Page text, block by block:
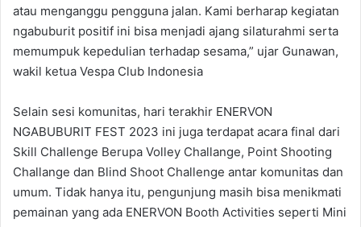
atau menganggu pengguna jalan. Kami berharap kegiatan
ngabuburit positif ini bisa menjadi ajang silaturahmi serta
memumpuk kepedulian terhadap sesama,” ujar Gunawan,
wakil ketua Vespa Club Indonesia
Selain sesi komunitas, hari terakhir ENERVON
NGABUBURIT FEST 2023 ini juga terdapat acara final dari
Skill Challenge Berupa Volley Challange, Point Shooting
Challange dan Blind Shoot Challenge antar komunitas dan
umum. Tidak hanya itu, pengunjung masih bisa menikmati
pemainan yang ada ENERVON Booth Activities seperti Mini